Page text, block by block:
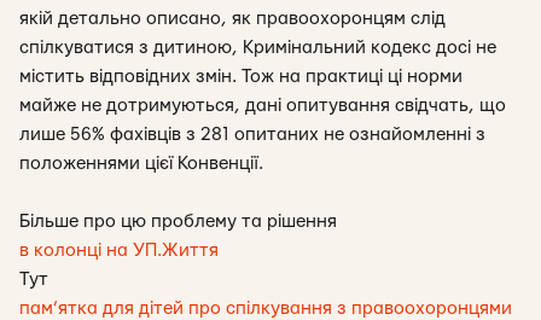
якій детально описано, як правоохоронцям слід
спілкуватися з дитиною, Кримінальний кодекс досі не
містить відповідних змін. Тож на практиці ці норми
майже не дотримуються, дані опитування свідчать, що
лише 56% фахівців з 281 опитаних не ознайомленні з
положеннями цієї Конвенції.
Більше про цю проблему та рішення
в колонці на УП.Життя
Тут
пам’ятка для дітей про спілкування з правоохоронцями